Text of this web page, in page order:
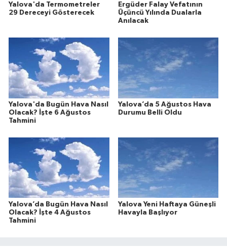
Yalova'da Termometreler
29 Dereceyi Gösterecek
Ergüder Falay Vefatının
Üçüncü Yılında Dualarla
Anılacak
Yalova'da Bugün Hava Nasıl
Olacak? İşte 6 Ağustos
Tahmini
Yalova’da 5 Ağustos Hava
Durumu Belli Oldu
Yalova’da Bugün Hava Nasıl
Olacak? İşte 4 Ağustos
Tahmini
Yalova Yeni Haftaya Güneşli
Havayla Başlıyor